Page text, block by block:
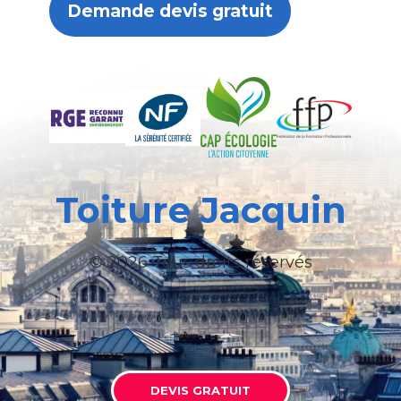
Demande devis gratuit
Toiture Jacquin
© 2026 Tous droits réservés
DEVIS GRATUIT